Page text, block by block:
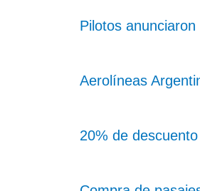
Pilotos
Aerolíneas
20% de